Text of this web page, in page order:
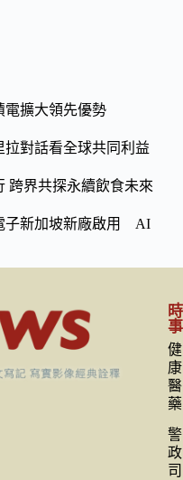
電擴大領先優勢
對話看全球共同利益
跨界共探永續飲食未來
子新加坡新廠啟用 AI
時
事
健
康
醫
藥
警
政
司